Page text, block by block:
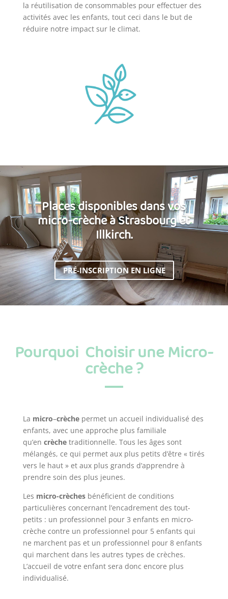
la réutilisation de consommables pour effectuer des
activités avec les enfants, tout ceci dans le but de
réduire notre impact sur le climat.
Places disponibles dans vos
micro-crèche à Strasbourg et
Illkirch.
PRÉ-INSCRIPTION EN LIGNE
Pourquoi Choisir une Micro-
crèche ?
La micro–crèchepermet un accueil individualisé des
enfants, avec une approche plus familiale
qu’en crèchetraditionnelle. Tous les âges sont
mélangés, ce qui permet aux plus petits d’être « tirés
vers le haut » et aux plus grands d’apprendre à
prendre soin des plus jeunes.
Les micro-crèchesbénéficient de conditions
particulières concernant l’encadrement des tout-
petits : un professionnel pour 3 enfants en micro-
crèche contre un professionnel pour 5 enfants qui
ne marchent pas et un professionnel pour 8 enfants
qui marchent dans les autres types de crèches.
L’accueil de votre enfant sera donc encore plus
individualisé.